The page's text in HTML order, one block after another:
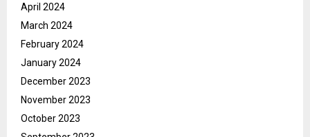
April 2024
March 2024
February 2024
January 2024
December 2023
November 2023
October 2023